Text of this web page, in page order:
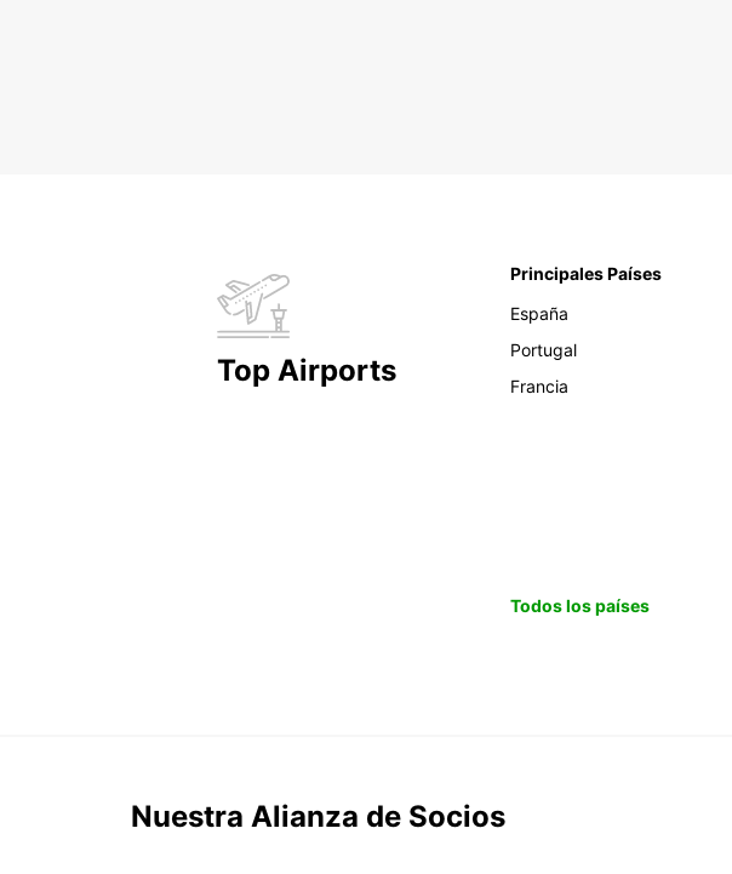
Top Airports
Principales Países
España
Portugal
Francia
Todos los países
Nuestra Alianza de Socios